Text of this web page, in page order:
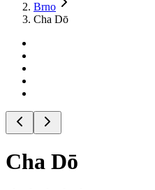
Brno
Cha Dō
Cha Dō